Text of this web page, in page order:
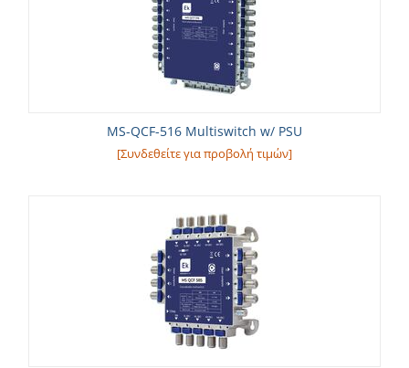
MS-QCF-516 Multiswitch w/ PSU
[Συνδεθείτε για προβολή τιμών]